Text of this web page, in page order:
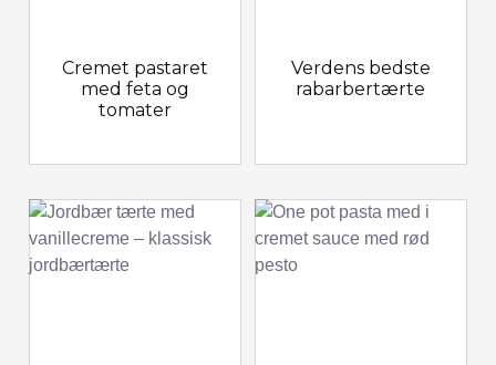
Cremet pastaret
med feta og
tomater
Verdens bedste
rabarbertærte